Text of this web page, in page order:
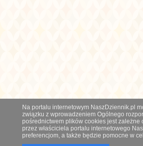
Na portalu internetowym NaszDziennik.pl
związku z wprowadzeniem Ogólnego
pośrednictwem plików cookies jest
przez właściciela portalu internetowego
preferencjom, a także będzie pomocne w